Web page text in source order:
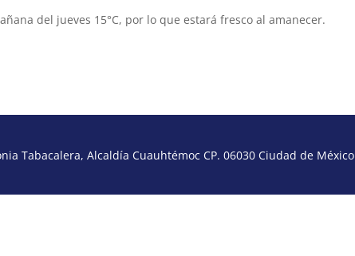
del jueves 15°C, por lo que estará fresco al amanecer.
Tabacalera, Alcaldía Cuauhtémoc CP. 06030 Ciudad de